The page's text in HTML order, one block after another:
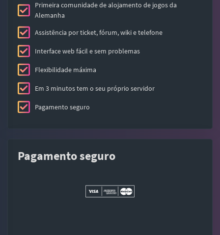
Primeira comunidade de alojamento de jogos da
Alemanha
Assistência por ticket, fórum, wiki e telefone
Interface web fácil e sem problemas
Flexibilidade máxima
Em 3 minutos tem o seu próprio servidor
Pagamento seguro
Pagamento seguro